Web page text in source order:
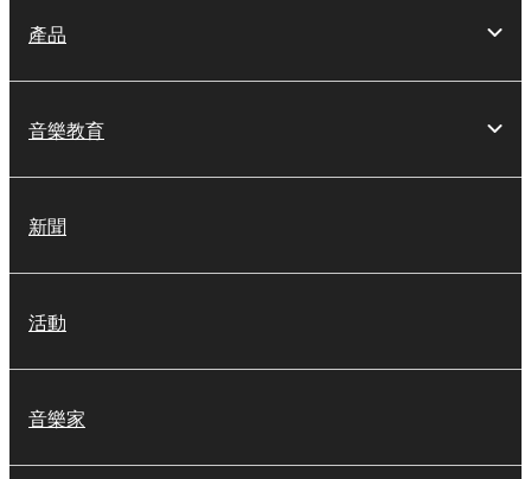
產品
音樂教育
新聞
活動
音樂家